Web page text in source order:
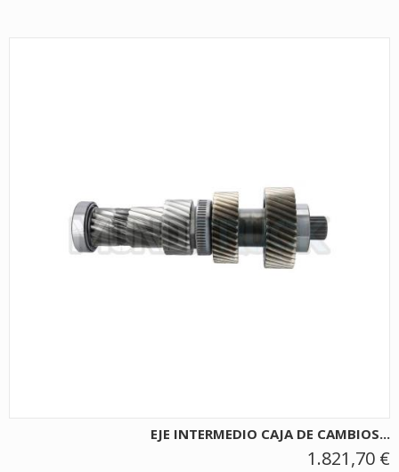
EJE INTERMEDIO CAJA DE CAMBIOS...
1.821,70 €